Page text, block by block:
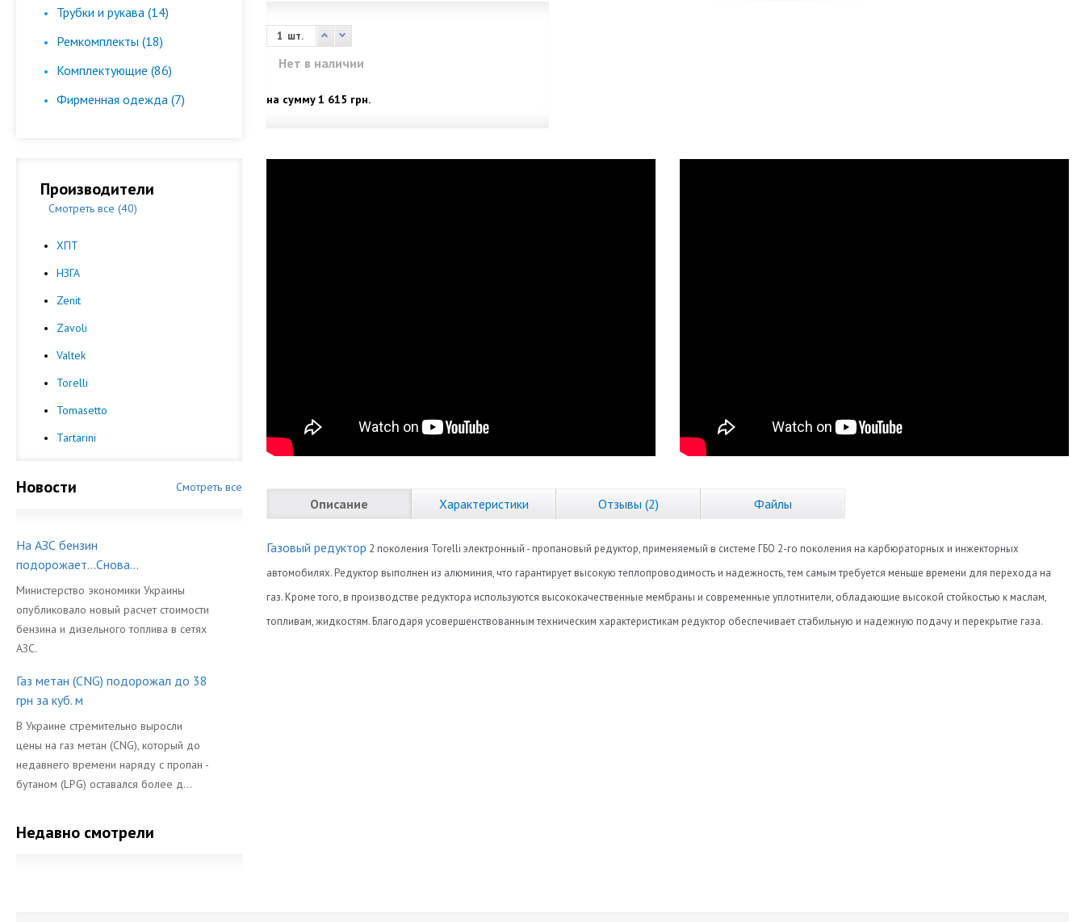
Трубки и рукава (14)
Ремкомплекты (18)
Комплектующие (86)
Фирменная одежда (7)
Производители
Смотреть все (40)
ХПТ
НЗГА
Zenit
Zavoli
Valtek
Torelli
Tomasetto
Tartarini
Новости Смотреть все
На АЗС бензин
подорожает...Снова...
Министерство экономики Украины
опубликовало новый расчет стоимости
бензина и дизельного топлива в сетях
АЗС.
Газ метан (CNG) подорожал до 38
грн за куб. м
В Украине стремительно выросли
цены на газ метан (CNG), который до
недавнего времени наряду с пропан -
бутаном (LPG) оставался более д...
Недавно смотрели
шт.
Нет в наличии
на сумму1 615 грн.
Описание Характеристики Отзывы (2) Файлы
Газовый редуктор 2 поколения Torelli электронный - пропановый редуктор, применяемый в системе ГБО 2-го поколения на карбюраторных и инжекторных
автомобилях. Редуктор выполнен из алюминия, что гарантирует высокую теплопроводимость и надежность, тем самым требуется меньше времени для перехода на
газ. Кроме того, в производстве редуктора используются высококачественные мембраны и современные уплотнители, обладающие высокой стойкостью к маслам,
топливам, жидкостям. Благодаря усовершенствованным техническим характеристикам редуктор обеспечивает стабильную и надежную подачу и перекрытие газа.